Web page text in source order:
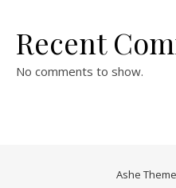
Recent
No comments to show.
Ashe